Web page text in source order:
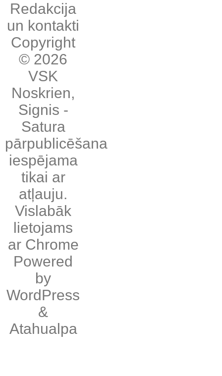
Redakcija
un kontakti
Copyright
© 2026
VSK
Noskrien,
Signis -
Satura
pārpublicēšana
iespējama
tikai ar
atļauju.
Vislabāk
lietojams
ar Chrome
Powered
by
WordPress
&
Atahualpa